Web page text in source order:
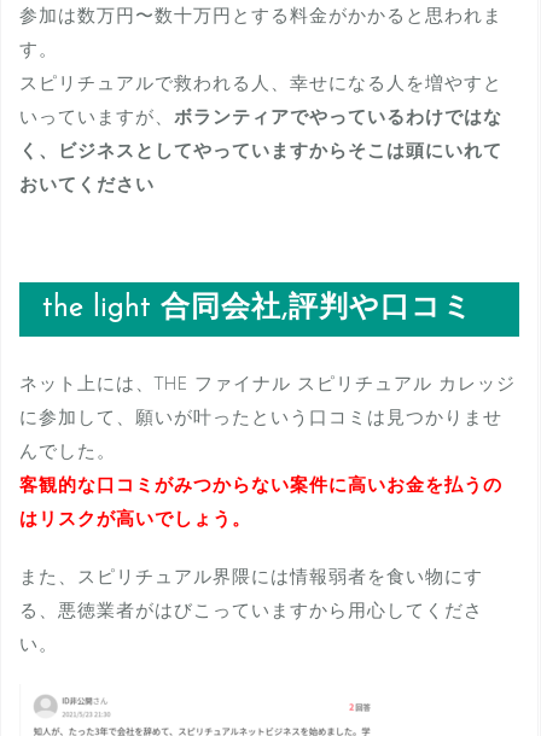
参加は数万円〜数十万円とする料金がかかると思われま
す。
スピリチュアルで救われる人、幸せになる人を増やすと
いっていますが、 ボランティアでやっているわけではな
く、ビジネスとしてやっていますからそこは頭にいれて
おいてください
the light 合同会社,評判や口コミ
ネット上には、THE ファイナル スピリチュアル カレッジ
に参加して、願いが叶ったという口コミは見つかりませ
んでした。
客観的な口コミがみつからない案件に高いお金を払うの
はリスクが高いでしょう。
また、スピリチュアル界隈には情報弱者を食い物にす
る、悪徳業者がはびこっていますから用心してくださ
い。